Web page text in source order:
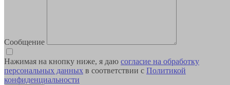
Сообщение
Нажимая на кнопку ниже, я даю согласие на обработку
персональных данных в соответствии с Политикой
конфиденциальности